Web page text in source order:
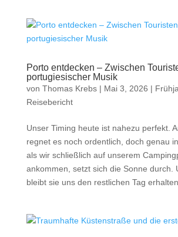
Porto entdecken – Zwischen
portugiesischer Musik
von Thomas Krebs| Mai 3, 2026 |
Reisebericht
Unser Timing heute ist nahezu perfekt.
regnet es noch ordentlich, doch genau
als wir schließlich auf unserem
ankommen, setzt sich die Sonne durch.
bleibt sie uns den restlichen Tag